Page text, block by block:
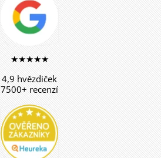
★★★★★
4,9 hvězdiček
7500+ recenzí